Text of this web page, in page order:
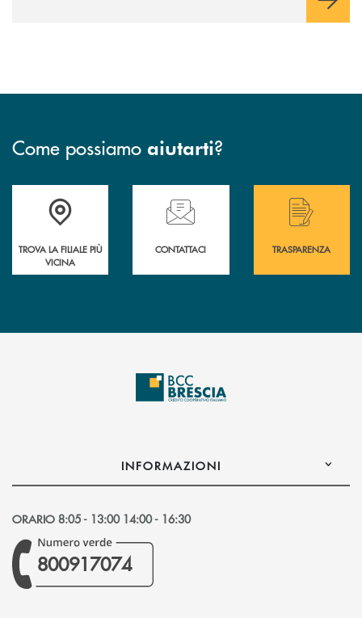
Come possiamo aiutarti?
Accedi all' elenco completo delle filiali .
TROVA LA FILIALE PIÙ
VICINA
Hai bisogno di assistenza immediata?
CONTATTACI
Hai bisogno di
TRASPARENZA
INFORMAZIONI
ORARIO 8:05 - 13:00 14:00 - 16:30
800917074